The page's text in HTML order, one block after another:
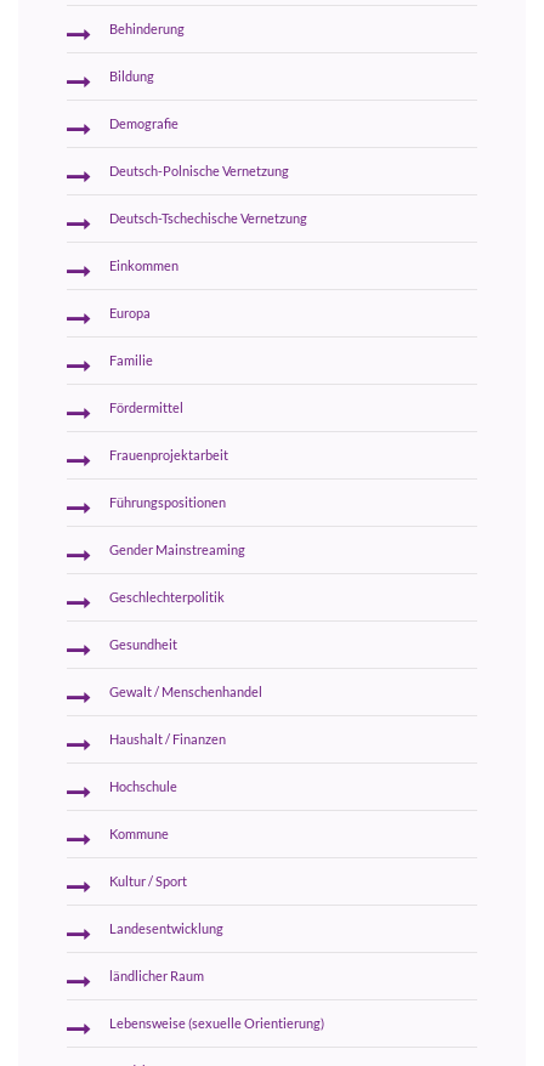
Behinderung
Bildung
Demografie
Deutsch-Polnische Vernetzung
Deutsch-Tschechische Vernetzung
Einkommen
Europa
Familie
Fördermittel
Frauenprojektarbeit
Führungspositionen
Gender Mainstreaming
Geschlechterpolitik
Gesundheit
Gewalt / Menschenhandel
Haushalt / Finanzen
Hochschule
Kommune
Kultur / Sport
Landesentwicklung
ländlicher Raum
Lebensweise (sexuelle Orientierung)